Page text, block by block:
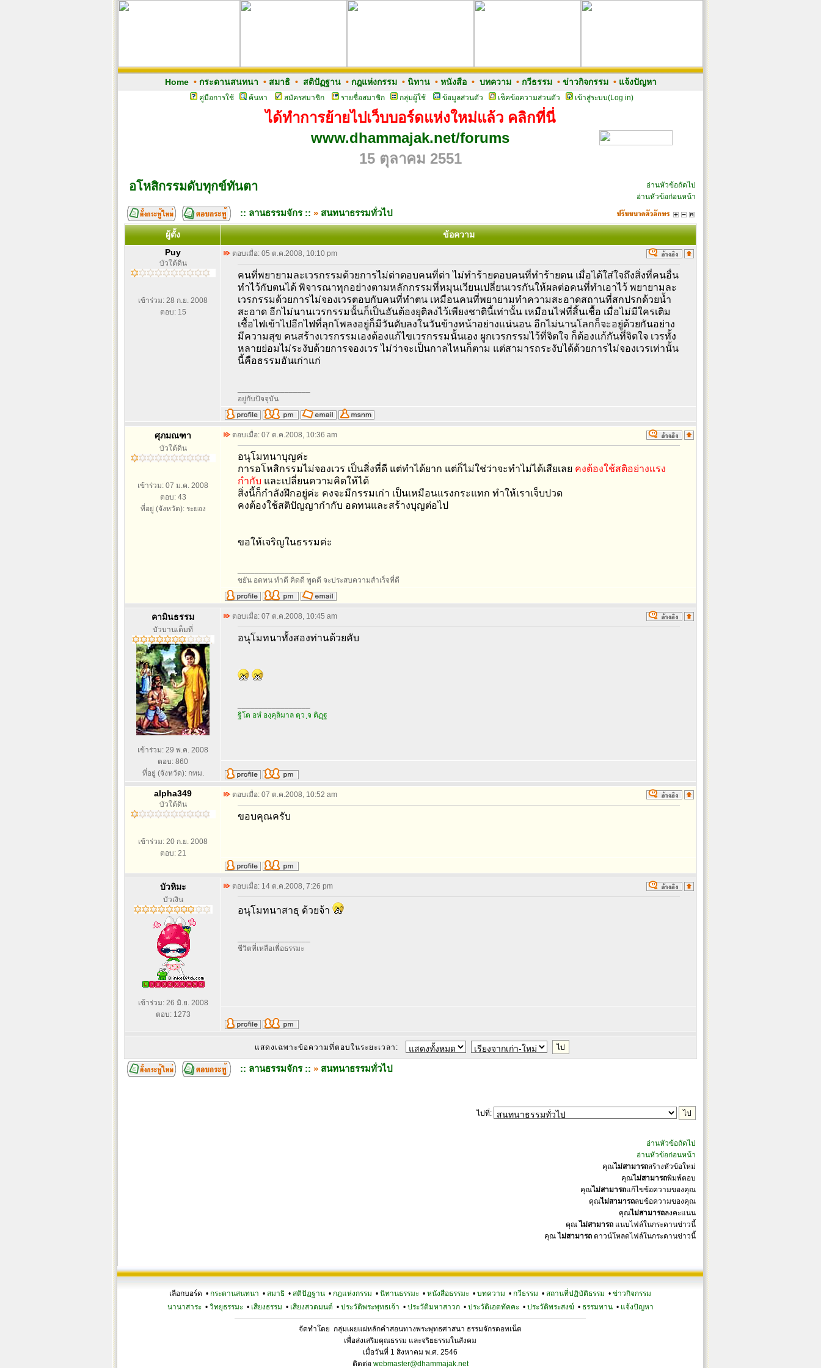
Home• กระดานสนทนา • สมาธิ• สติปัฏฐาน• กฎแห่งกรรม• นิทาน• หนังสือ• บทความ• กวีธรรม• ข่าวกิจกรรม• แจ้งปัญหา
คู่มือการใช้ ค้นหา สมัครสมาชิก รายชื่อสมาชิก กลุ่มผู้ใช้ ข้อมูลส่วนตัว เช็คข้อความส่วนตัว เข้าสู่ระบบ(Log in)
ได้ทำการย้ายไปเว็บบอร์ดแห่งใหม่แล้ว คลิกที่นี่
www.dhammajak.net/forums
15 ตุลาคม 2551
อโหสิกรรมดับทุกข์ทันตา
อ่านหัวข้อถัดไป
อ่านหัวข้อก่อนหน้า
:: ลานธรรมจักร :: » สนทนาธรรมทั่วไป
ผู้ตั้ง
ข้อความ
Puy
บัวใต้ดิน
เข้าร่วม: 28 ก.ย. 2008
ตอบ: 15
ตอบเมื่อ: 05 ต.ค.2008, 10:10 pm
คนที่พยายามละเวรกรรมด้วยการไม่ด่าตอบคนที่ด่า ไม่ทำร้ายตอบคนที่ทำร้ายตน เมื่อได้ใส่ใจถึงสิ่งที่คนอื่น
ทำไว้กับตนได้ พิจารณาทุกอย่างตามหลักกรรมที่หมุนเวียนเปลี่ยนเวรกันให้ผลต่อคนที่ทำเอาไว้ พยายามละ
เวรกรรมด้วยการไม่จองเวรตอบกับคนที่ทำตน เหมือนคนที่พยายามทำความสะอาดสถานที่สกปรกด้วยน้ำ
สะอาด อีกไม่นานเวรกรรมนั้นก็เป็นอันต้องยุติลงไว้เพียงชาตินี้เท่านั้น เหมือนไฟที่สิ้นเชื้อ เมื่อไม่มีใครเติม
เชื้อไฟเข้าไปอีกไฟที่ลุกโพลงอยู่ก็มีวันดับลงในวันข้างหน้าอย่างแน่นอน อีกไม่นานโลกก็จะอยู่ด้วยกันอย่าง
มีความสุข คนสร้างเวรกรรมเองต้องแก้ไขเวรกรรมนั้นเอง ผูกเวรกรรมไว้ที่จิตใจ ก็ต้องแก้กันที่จิตใจ เวรทั้ง
หลายย่อมไม่ระงับด้วยการจองเวร ไม่ว่าจะเป็นกาลไหนก็ตาม แต่สามารถระงับได้ด้วยการไม่จองเวรเท่านั้น
นี้คือธรรมอันเก่าแก่
อยู่กับปัจจุบัน
ศุภมณฑา
บัวใต้ดิน
เข้าร่วม: 07 ม.ค. 2008
ตอบ: 43
ที่อยู่ (จังหวัด): ระยอง
ตอบเมื่อ: 07 ต.ค.2008, 10:36 am
อนุโมทนาบุญค่ะ
การอโหสิกรรมไม่จองเวร เป็นสิ่งที่ดี แต่ทำได้ยาก แต่ก็ไม่ใช่ว่าจะทำไม่ได้เสียเลย คงต้องใช้สติอย่างแรง
กำกับ และเปลี่ยนความคิดให้ได้
สิ่งนี้ก็กำลังฝึกอยู่ค่ะ คงจะมีกรรมเก่า เป็นเหมือนแรงกระแทก ทำให้เราเจ็บปวด
คงต้องใช้สติปัญญากำกับ อดทนและสร้างบุญต่อไป
ขอให้เจริญในธรรมค่ะ
ขยัน อดทน ทำดี คิดดี พูดดี จะประสบความสำเร็จที่ดี
คามินธรรม
บัวบานเต็มที่
เข้าร่วม: 29 พ.ค. 2008
ตอบ: 860
ที่อยู่ (จังหวัด): กทม.
ตอบเมื่อ: 07 ต.ค.2008, 10:45 am
อนุโมทนาทั้งสองท่านด้วยคับ
ฐิโต อหํ องฺคุลิมาล ตฺว ฺจ ติฏฺฐ
alpha349
บัวใต้ดิน
เข้าร่วม: 20 ก.ย. 2008
ตอบ: 21
ตอบเมื่อ: 07 ต.ค.2008, 10:52 am
ขอบคุณครับ
บัวหิมะ
บัวเงิน
เข้าร่วม: 26 มิ.ย. 2008
ตอบ: 1273
ตอบเมื่อ: 14 ต.ค.2008, 7:26 pm
อนุโมทนาสาธุ ด้วยจ้า
ชีวิตที่เหลือเพื่อธรรมะ
แสดงเฉพาะข้อความที่ตอบในระยะเวลา:
:: ลานธรรมจักร :: » สนทนาธรรมทั่วไป
ไปที่:
อ่านหัวข้อถัดไป
อ่านหัวข้อก่อนหน้า
คุณไม่สามารถสร้างหัวข้อใหม่
คุณไม่สามารถพิมพ์ตอบ
คุณไม่สามารถแก้ไขข้อความของคุณ
คุณไม่สามารถลบข้อความของคุณ
คุณไม่สามารถลงคะแนน
คุณ ไม่สามารถ แนบไฟล์ในกระดานข่าวนี้
คุณ ไม่สามารถ ดาวน์โหลดไฟล์ในกระดานข่าวนี้
เลือกบอร์ด • กระดานสนทนา • สมาธิ • สติปัฏฐาน • กฎแห่งกรรม • นิทานธรรมะ • หนังสือธรรมะ • บทความ • กวีธรรม • สถานที่ปฏิบัติธรรม • ข่าวกิจกรรม
นานาสาระ• วิทยุธรรมะ• เสียงธรรม • เสียงสวดมนต์ • ประวัติพระพุทธเจ้า • ประวัติมหาสาวก• ประวัติเอตทัคคะ• ประวัติพระสงฆ์ • ธรรมทาน• แจ้งปัญหา
จัดทำโดย กลุ่มเผยแผ่หลักคำสอนทางพระพุทธศาสนา ธรรมจักรดอทเน็ต
เพื่อส่งเสริมคุณธรรม และจริยธรรมในสังคม
เมื่อวันที่ 1 สิงหาคม พ.ศ. 2546
ติดต่อ webmaster@dhammajak.net